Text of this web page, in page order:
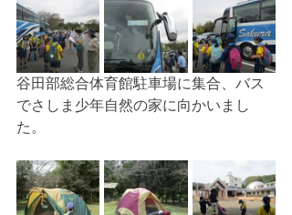
谷田部総合体育館駐車場に集合、バス
でさしま少年自然の家に向かいまし
た。